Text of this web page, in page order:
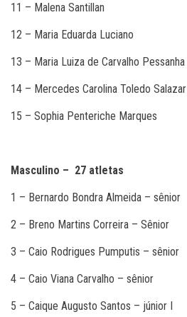
11 – Malena Santillan
12 – Maria Eduarda Luciano
13 – Maria Luiza de Carvalho Pessanha
14 – Mercedes Carolina Toledo Salazar
15 – Sophia Penteriche Marques
Masculino – 27 atletas
1 – Bernardo Bondra Almeida – sênior
2 – Breno Martins Correira – Sênior
3 – Caio Rodrigues Pumputis – sênior
4 – Caio Viana Carvalho – sênior
5 – Caique Augusto Santos – júnior I